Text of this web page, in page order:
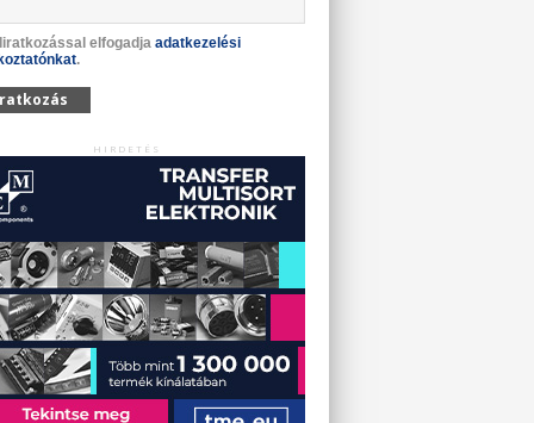
elfogadja adatkezelési
.
HIRDETÉS